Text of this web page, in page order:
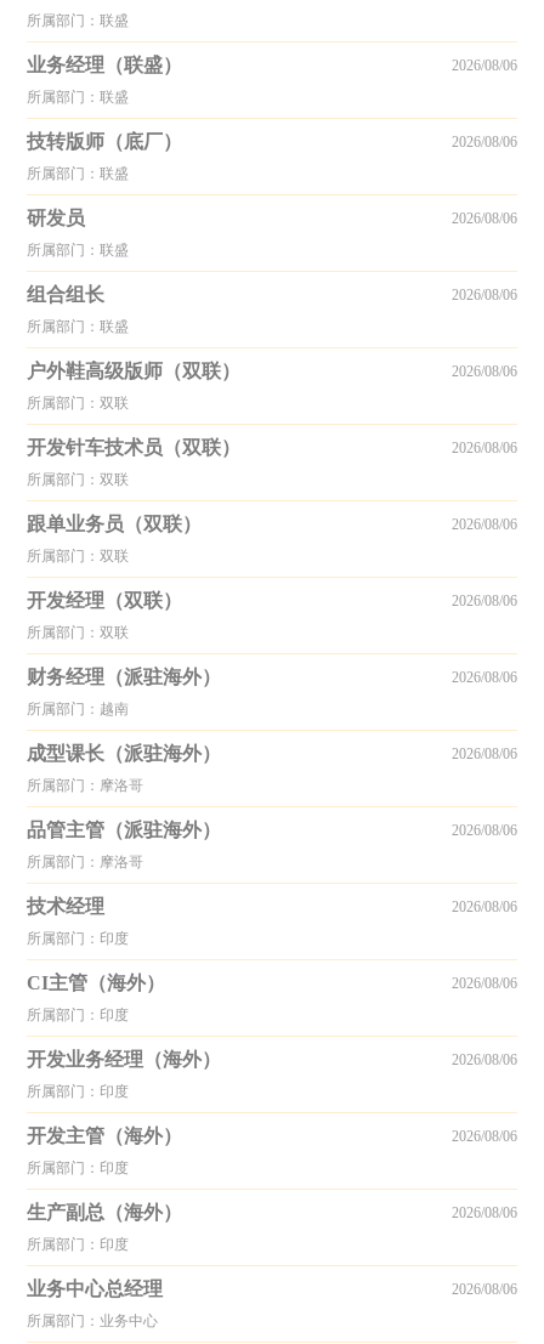
所属部门：联盛
业务经理（联盛）
所属部门：联盛
2026/08/06
技转版师（底厂）
所属部门：联盛
2026/08/06
研发员
所属部门：联盛
2026/08/06
组合组长
所属部门：联盛
2026/08/06
户外鞋高级版师（双联）
所属部门：双联
2026/08/06
开发针车技术员（双联）
所属部门：双联
2026/08/06
跟单业务员（双联）
所属部门：双联
2026/08/06
开发经理（双联）
所属部门：双联
2026/08/06
财务经理（派驻海外）
所属部门：越南
2026/08/06
成型课长（派驻海外）
所属部门：摩洛哥
2026/08/06
品管主管（派驻海外）
所属部门：摩洛哥
2026/08/06
技术经理
所属部门：印度
2026/08/06
CI主管（海外）
所属部门：印度
2026/08/06
开发业务经理（海外）
所属部门：印度
2026/08/06
开发主管（海外）
所属部门：印度
2026/08/06
生产副总（海外）
所属部门：印度
2026/08/06
业务中心总经理
所属部门：业务中心
2026/08/06